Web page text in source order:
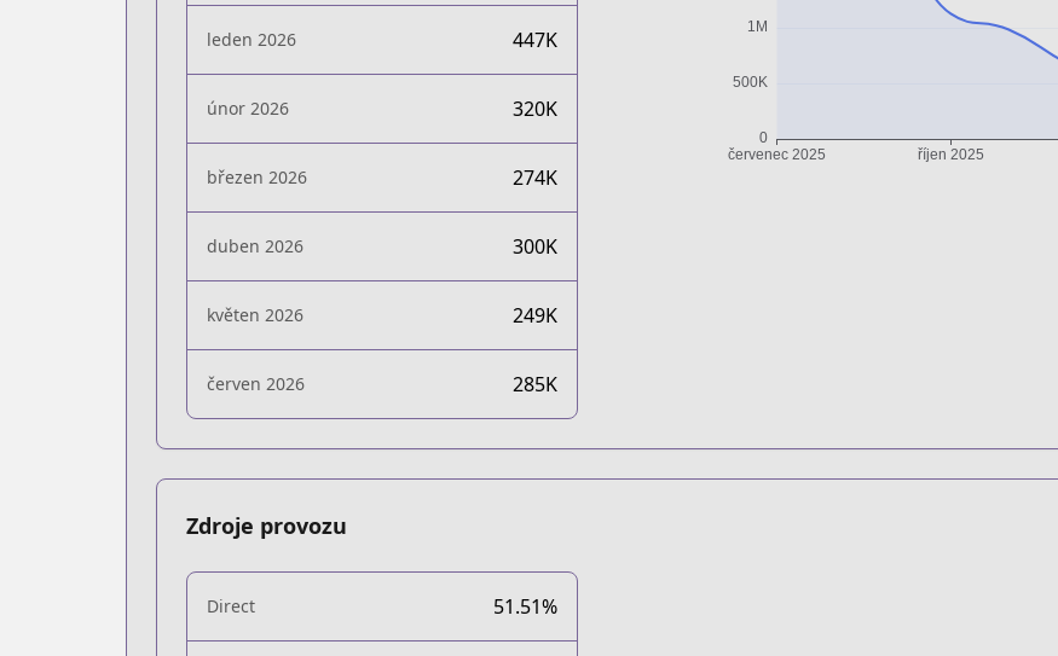
leden 2026 447K
únor 2026 320K
březen 2026 274K
duben 2026 300K
květen 2026 249K
červen 2026 285K
Zdroje provozu
Direct 51.51%